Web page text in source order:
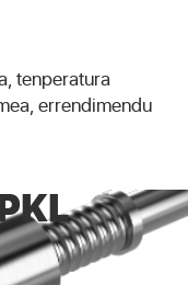
tenperatura
errendimendu